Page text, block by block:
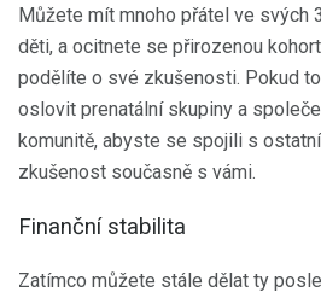
Můžete mít mnoho přátel ve svých
děti, a ocitnete se přirozenou
podělíte o své zkušenosti. Pokud
oslovit prenatální skupiny a
komunitě, abyste se spojili s
zkušenost současně s vámi.
Finanční stabilita
Zatímco můžete stále dělat ty